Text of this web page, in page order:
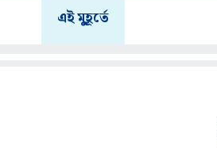
এই মুহূর্তে